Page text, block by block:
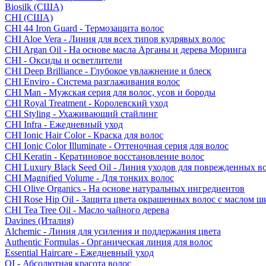
Biosilk (США)
CHI (США)
CHI 44 Iron Guard - Термозащита волос
CHI Aloe Vera - Линия для всех типов кудрявых волос
CHI Argan Oil - На основе масла Арганы и дерева Моринга
CHI - Оксиды и осветлители
CHI Deep Brilliance - Глубокое увлажнение и блеск
CHI Enviro - Система разглаживания волос
CHI Man - Мужская серия для волос, усов и бороды
CHI Royal Treatment - Королевский уход
CHI Styling - Ухаживающий стайлинг
CHI Infra - Ежедневный уход
CHI Ionic Hair Color - Краска для волос
CHI Ionic Color Illuminate - Оттеночная серия для волос
CHI Keratin - Кератиновое восстановление волос
CHI Luxury Black Seed Oil - Линия уходов для поврежденных
CHI Magnified Volume - Для тонких волос
CHI Olive Organics - На основе натуральных ингредиентов
CHI Rose Hip Oil - Защита цвета окрашенных волос с маслом
CHI Tea Tree Oil - Масло чайного дерева
Davines (Италия)
Alchemic - Линия для усиления и поддержания цвета
Authentic Formulas - Органическая линия для волос
Essential Haircare - Eжедневный уход
OI - Абсолютная красота волос